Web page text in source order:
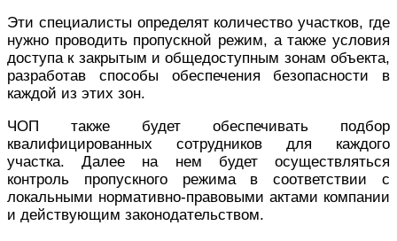
Эти специалисты определят количество участков, где
нужно проводить пропускной режим, а также условия
доступа к закрытым и общедоступным зонам объекта,
разработав способы обеспечения безопасности в
каждой из этих зон.
ЧОП также будет обеспечивать подбор
квалифицированных сотрудников для каждого
участка. Далее на нем будет осуществляться
контроль пропускного режима в соответствии с
локальными нормативно-правовыми актами компании
и действующим законодательством.